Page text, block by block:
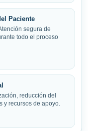
Paciente
segura de
todo el proceso
reducción del
y recursos de apoyo.